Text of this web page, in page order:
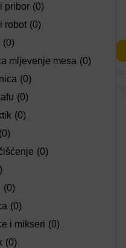
pribor (0)
robot (0)
(0)
mljevenje mesa (0)
(0)
(0)
(0)
(0)
(0)
)
(0)
(0)
i mikseri (0)
(0)